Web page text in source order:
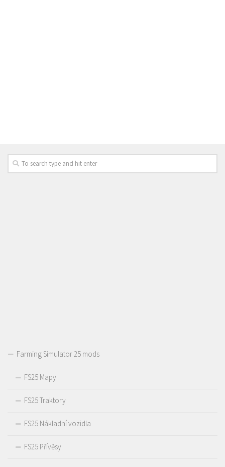
Farming Simulator 25 mods
FS25 Mapy
FS25 Traktory
FS25 Nákladní vozidla
FS25 Přívěsy